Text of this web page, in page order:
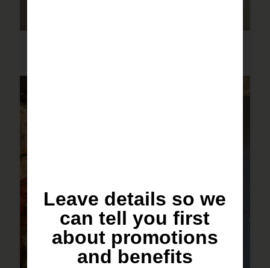
Leave details so we
can tell you first
about promotions
and benefits